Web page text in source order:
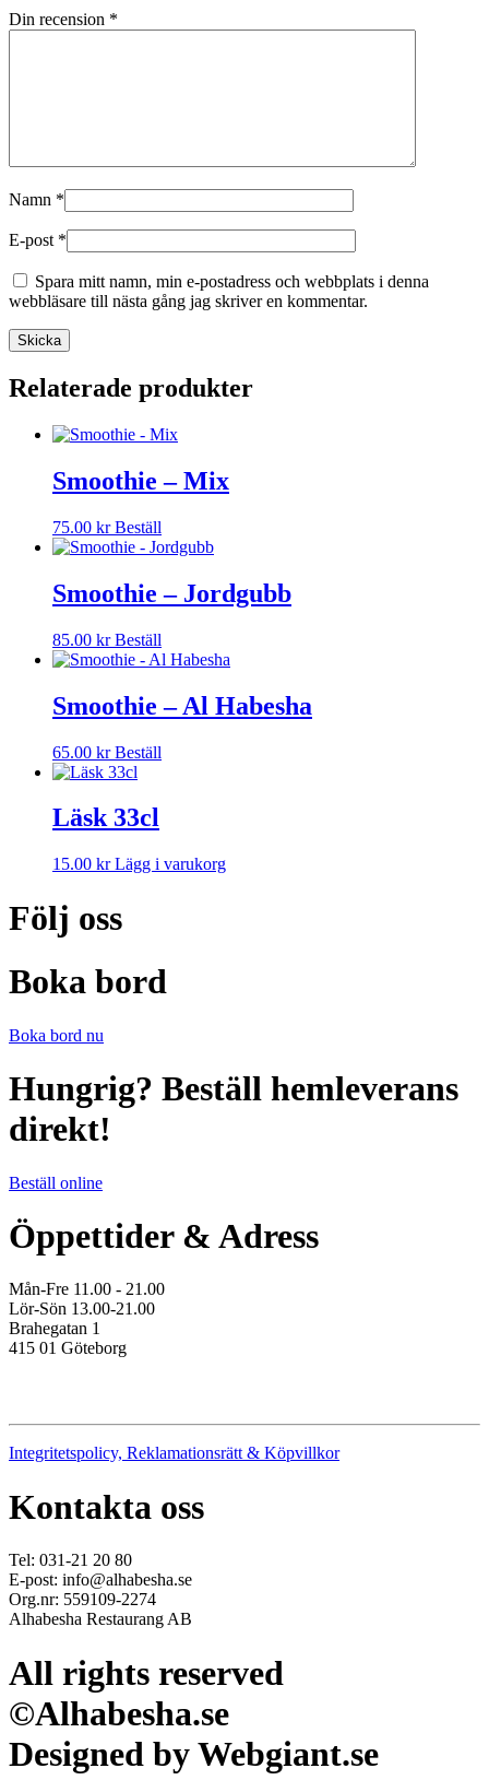
Din recension *
Namn *
E-post *
Spara mitt namn, min e-postadress och webbplats i denna
webbläsare till nästa gång jag skriver en kommentar.
Relaterade produkter
Smoothie – Mix
75.00 kr Beställ
Smoothie – Jordgubb
85.00 kr Beställ
Smoothie – Al Habesha
65.00 kr Beställ
Läsk 33cl
15.00 kr Lägg i varukorgDen
på
produktsidan
Följ oss
Boka bord
Boka bord nu
Hungrig? Beställ hemleverans
direkt!
Beställ online
Öppettider & Adress
Mån-Fre 11.00 - 21.00
Lör-Sön 13.00-21.00
Brahegatan 1
415 01 Göteborg
Integritetspolicy, Reklamationsrätt & Köpvillkor
Kontakta oss
Tel: 031-21 20 80
E-post: info@alhabesha.se
Org.nr: 559109-2274
Alhabesha Restaurang AB
All rights reserved
©Alhabesha.se
Designed by Webgiant.se